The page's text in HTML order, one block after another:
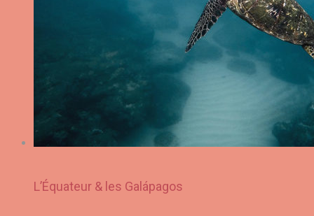
L’Équateur & les Galápagos